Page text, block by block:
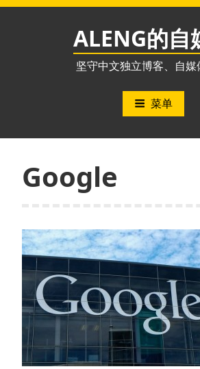
跳
ALENG的自
坚守中文独立博客、自
菜单
Google